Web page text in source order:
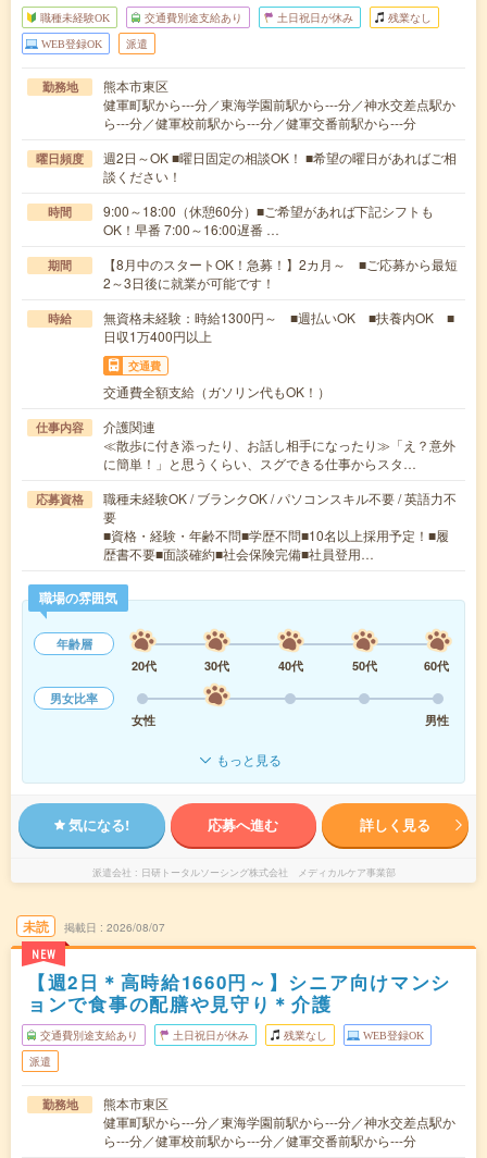
職種未経験OK 交通費別途支給あり 土日祝日が休み 残業なし
WEB登録OK 派遣
勤務地
熊本市東区
健軍町駅から---分／東海学園前駅から---分／神水交差点駅か
ら---分／健軍校前駅から---分／健軍交番前駅から---分
曜日頻度
週2日～OK ■曜日固定の相談OK！ ■希望の曜日があればご相
談ください！
時間
9:00～18:00（休憩60分）■ご希望があれば下記シフトも
OK！早番 7:00～16:00遅番 …
期間
【8月中のスタートOK！急募！】2カ月～ ■ご応募から最短
2～3日後に就業が可能です！
時給
無資格未経験：時給1300円～ ■週払いOK ■扶養内OK ■
日収1万400円以上
交通費
交通費全額支給（ガソリン代もOK！）
仕事内容
介護関連
≪散歩に付き添ったり、お話し相手になったり≫「え？意外
に簡単！」と思うくらい、スグできる仕事からスタ…
応募資格
職種未経験OK / ブランクOK / パソコンスキル不要 / 英語力不
要
■資格・経験・年齢不問■学歴不問■10名以上採用予定！■履
歴書不要■面談確約■社会保険完備■社員登用…
職場の雰囲気
年齢層
20代
30代 40代 50代
60代
男女比率
女性
男性
もっと見る
気になる! 応募へ進む 詳しく見る
派遣会社 日研トータルソーシング株式会社 メディカルケア事業部
未読
NEW
掲載日 2026/08/07
【週2日＊高時給1660円～】シニア向けマンシ
ョンで食事の配膳や見守り＊介護
交通費別途支給あり 土日祝日が休み 残業なし WEB登録OK
派遣
勤務地
熊本市東区
健軍町駅から---分／東海学園前駅から---分／神水交差点駅か
ら---分／健軍校前駅から---分／健軍交番前駅から---分